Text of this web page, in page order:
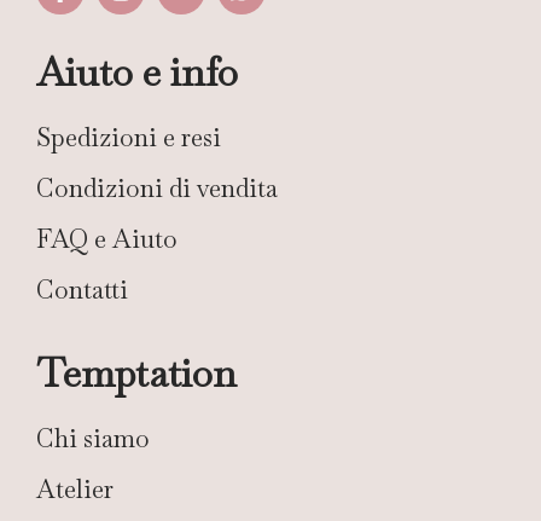
Aiuto e info
Spedizioni e resi
Condizioni di vendita
FAQ e Aiuto
Contatti
Temptation
Chi siamo
Atelier